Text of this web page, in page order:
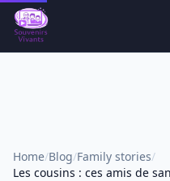
Home/Blog/Family stories/